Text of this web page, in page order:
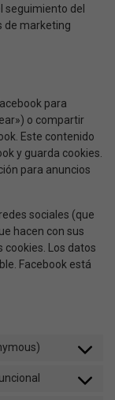
seguimiento del
de marketing
para
o compartir
Este contenido
y guarda cookies.
para anuncios
sociales (que
hacen con sus
Los datos
Facebook está